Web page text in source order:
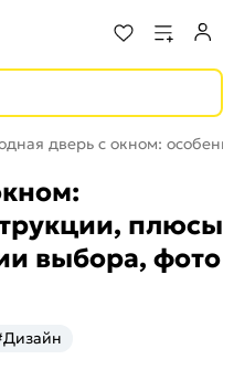
дверь с окном:
плюсы
выбора, фото